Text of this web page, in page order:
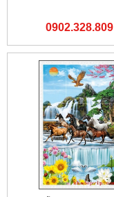
0902.328.809